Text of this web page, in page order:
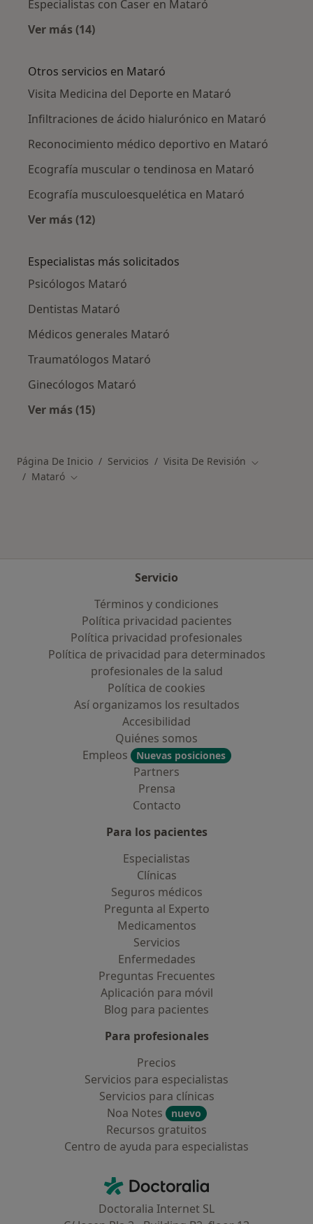
Especialistas con Caser en Mataró
Ver más (14)
Otros servicios en Mataró
Visita Medicina del Deporte en Mataró
Infiltraciones de ácido hialurónico en Mataró
Reconocimiento médico deportivo en Mataró
Ecografía muscular o tendinosa en Mataró
Ecografía musculoesquelética en Mataró
Ver más (12)
Especialistas más solicitados
Psicólogos Mataró
Dentistas Mataró
Médicos generales Mataró
Traumatólogos Mataró
Ginecólogos Mataró
Ver más (15)
Página De Inicio Servicios Visita De Revisión Cambiar de
Mataró Cambiar de ciudad
Servicio
Términos y condiciones
Política privacidad pacientes
Política privacidad profesionales
Política de privacidad para determinados
profesionales de la salud
Política de cookies
Así organizamos los resultados
Accesibilidad
Quiénes somos
Empleos
Nuevas posiciones
Partners
Prensa
Contacto
Para los pacientes
Especialistas
Clínicas
Seguros médicos
Pregunta al Experto
Medicamentos
Servicios
Enfermedades
Preguntas Frecuentes
Aplicación para móvil
Blog para pacientes
Para profesionales
Precios
Servicios para especialistas
Servicios para clínicas
Noa Notes
nuevo
Recursos gratuitos
Centro de ayuda para especialistas
Doctoralia - Página de inicio
Doctoralia Internet SL